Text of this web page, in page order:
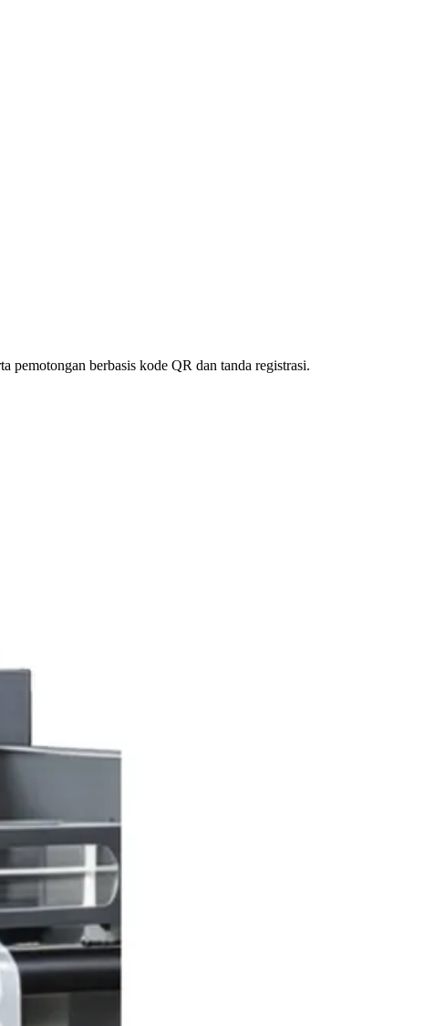
pemotongan berbasis kode QR dan tanda registrasi.